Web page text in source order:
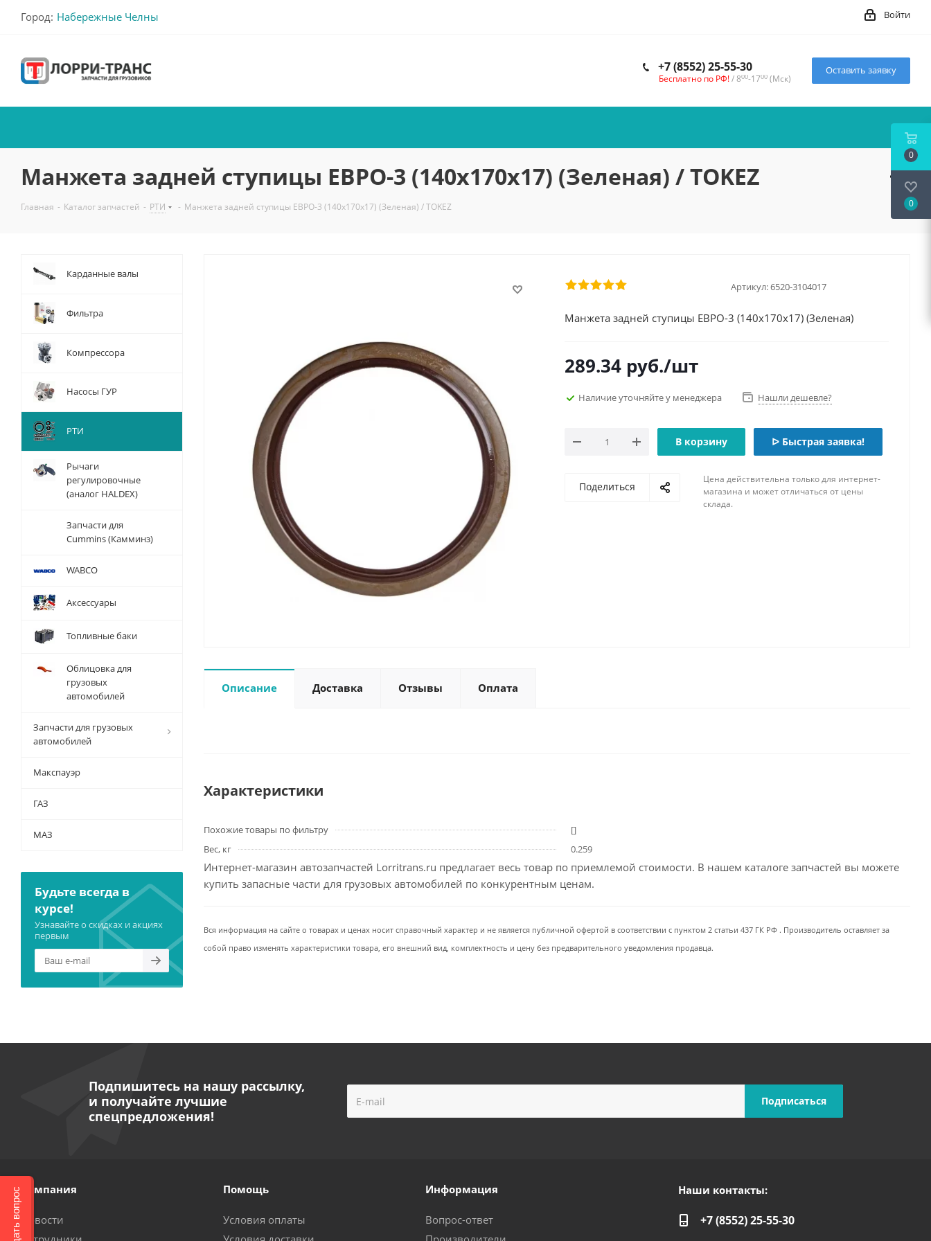
Город: Набережные Челны Войти
+7 (8552) 25-55-30
Бесплатно по РФ!/ 800-1700 (Мск)
Оставить заявку
Манжета задней ступицы ЕВРО-3 (140х170х17) (Зеленая) / TOKEZ
Главная - Каталог запчастей - РТИ - Манжета задней ступицы ЕВРО-3 (140х170х17) (Зеленая) / TOKEZ
Артикул:6520-3104017
Манжета задней ступицы ЕВРО-3 (140х170х17) (Зеленая)
289.34 руб./шт
Наличие уточняйте у менеджера Нашли дешевле?
В корзину ᐅ Быстрая заявка!
Поделиться
Цена действительна только для интернет-
магазина и может отличаться от цены
склада.
Описание Доставка Отзывы Оплата
Характеристики
Похожие товары по фильтру
[]
Вес, кг
0.259
Интернет-магазин автозапчастей Lorritrans.ru предлагает весь товар по приемлемой стоимости. В нашем каталоге запчастей вы можете
купить запасные части для грузовых автомобилей по конкурентным ценам.
Вся информация на сайте о товарах и ценах носит справочный характер и не является публичной офертой в соответствии с пунктом 2 статьи 437 ГК РФ . Производитель оставляет за
собой право изменять характеристики товара, его внешний вид, комплектность и цену без предварительного уведомления продавца.
Карданные валы
Фильтра
Компрессора
Насосы ГУР
РТИ
Рычаги
регулировочные
(аналог HALDEX)
Запчасти для
Cummins (Камминз)
WABCO
Аксессуары
Топливные баки
Облицовка для
грузовых
автомобилей
Запчасти для грузовых
автомобилей
Макспауэр
ГАЗ
МАЗ
Будьте всегда в
курсе!
Узнавайте о скидках и акциях
первым
Подпишитесь на нашу рассылку,
и получайте лучшие
спецпредложения!
Компания
Новости
Помощь
Условия оплаты
Информация
Вопрос-ответ
Наши контакты:
+7 (8552) 25-55-30
0
0
Задать вопрос